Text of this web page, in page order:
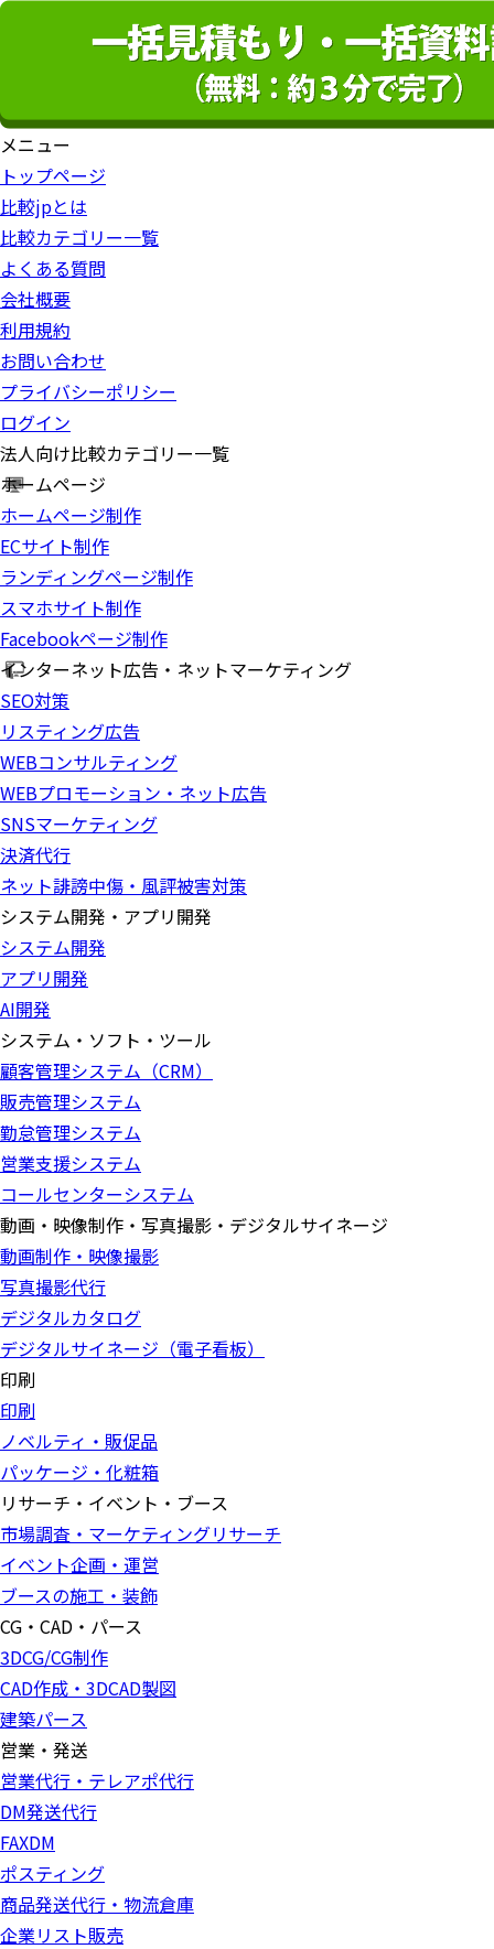
メニュー
トップページ
比較jpとは
比較カテゴリー一覧
よくある質問
会社概要
利用規約
お問い合わせ
プライバシーポリシー
ログイン
法人向け比較カテゴリー一覧
ホームページ
ホームページ制作
ECサイト制作
ランディングページ制作
スマホサイト制作
Facebookページ制作
インターネット広告・ネットマーケティング
SEO対策
リスティング広告
WEBコンサルティング
WEBプロモーション・ネット広告
SNSマーケティング
決済代行
ネット誹謗中傷・風評被害対策
システム開発・アプリ開発
システム開発
アプリ開発
AI開発
システム・ソフト・ツール
顧客管理システム（CRM）
販売管理システム
勤怠管理システム
営業支援システム
コールセンターシステム
動画・映像制作・写真撮影・デジタルサイネージ
動画制作・映像撮影
写真撮影代行
デジタルカタログ
デジタルサイネージ（電子看板）
印刷
印刷
ノベルティ・販促品
パッケージ・化粧箱
リサーチ・イベント・ブース
市場調査・マーケティングリサーチ
イベント企画・運営
ブースの施工・装飾
CG・CAD・パース
3DCG/CG制作
CAD作成・3DCAD製図
建築パース
営業・発送
営業代行・テレアポ代行
DM発送代行
FAXDM
ポスティング
商品発送代行・物流倉庫
企業リスト販売